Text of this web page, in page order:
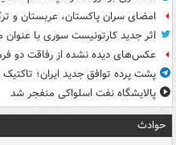
امضای سران پاکستان، عربستان و
اثر جدید کارتونیست سوری با
عکس‌های دیده نشده از رفاقت دو
پشت پرده توافق جدید ایران؛ تاکتیک
پالایشگاه نفت اسلواکی منفجر شد
حوادث